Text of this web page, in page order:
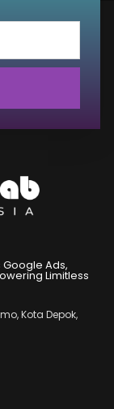
Google Ads,
Limitless
Kota Depok,